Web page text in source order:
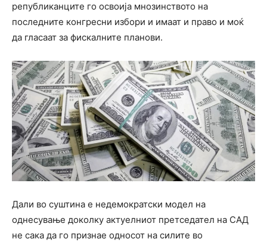
републиканците го освоија мнозинството на
последните конгресни избори и имаат и право и моќ
да гласаат за фискалните планови.
Дали во суштина е недемократски модел на
однесување доколку актуелниот претседател на САД
не сака да го признае односот на силите во